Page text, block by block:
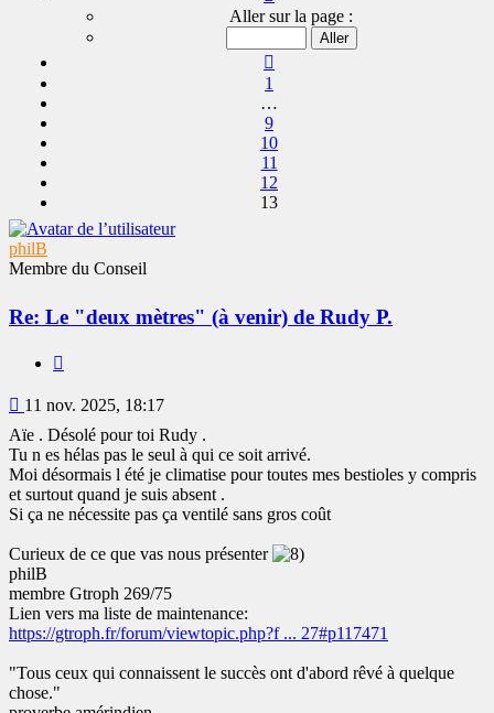
13
sur
13
Aller sur la page :
1
…
9
10
11
12
13
philB
Membre du Conseil
Re: Le "deux mètres" (à venir) de Rudy P.
Message
11 nov. 2025, 18:17
Aïe . Désolé pour toi Rudy .
Tu n es hélas pas le seul à qui ce soit arrivé.
Moi désormais l été je climatise pour toutes mes bestioles y compris
et surtout quand je suis absent .
Si ça ne nécessite pas ça ventilé sans gros coût
Curieux de ce que vas nous présenter
philB
membre Gtroph 269/75
Lien vers ma liste de maintenance:
https://gtroph.fr/forum/viewtopic.php?f ... 27#p117471
"Tous ceux qui connaissent le succès ont d'abord rêvé à quelque
chose."